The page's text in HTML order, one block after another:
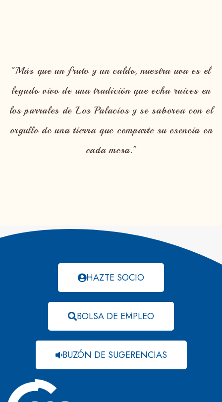
"Más que un fruto y un caldo, nuestra uva es el
legado vivo de una tradición que echa raíces en
los parrales de Los Palacios y se saborea con el
orgullo de una tierra que comparte su esencia en
cada mesa."
HAZTE SOCIO
BOLSA DE EMPLEO
BUZÓN DE SUGERENCIAS